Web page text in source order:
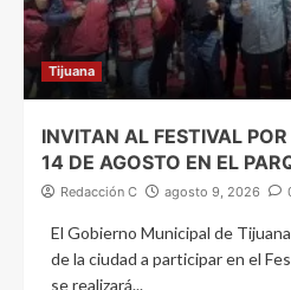
Tijuana
INVITAN AL FESTIVAL
14 DE AGOSTO EN EL
Redacción C agosto 9, 2026
El Gobierno Municipal de
de la ciudad a participar en el
se realizará...